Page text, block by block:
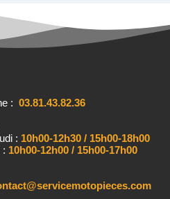
:03.81.43.82.36
: 10h00-12h30 / 15h00-18h00
: 10h00-12h00 / 15h00-17h00